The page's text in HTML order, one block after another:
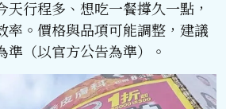
行程多、想吃一餐撐久一點，
率。價格與品項可能調整，建議
準（以官方公告為準）。